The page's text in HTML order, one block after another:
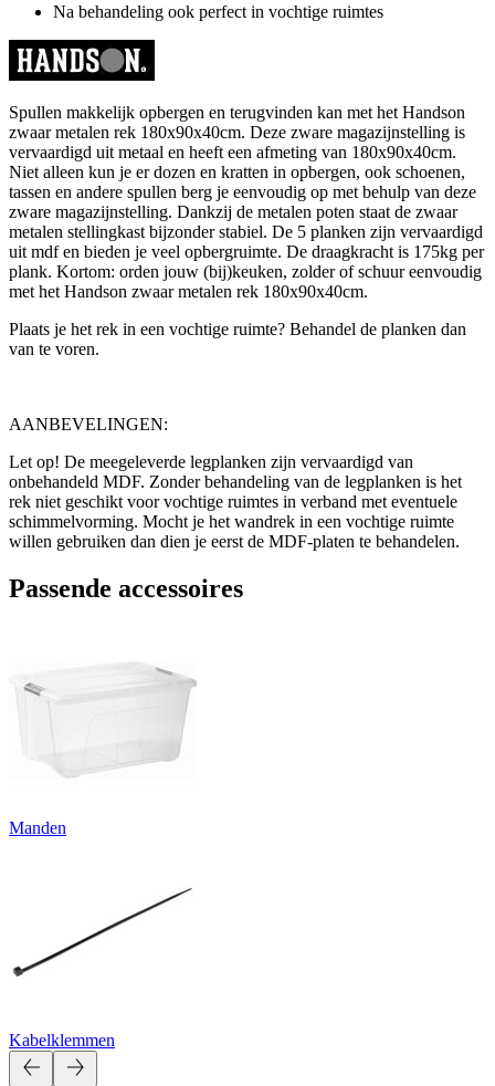
Na behandeling ook perfect in vochtige ruimtes
Spullen makkelijk opbergen en terugvinden kan met het Handson
zwaar metalen rek 180x90x40cm. Deze zware magazijnstelling is
vervaardigd uit metaal en heeft een afmeting van 180x90x40cm.
Niet alleen kun je er dozen en kratten in opbergen, ook schoenen,
tassen en andere spullen berg je eenvoudig op met behulp van deze
zware magazijnstelling. Dankzij de metalen poten staat de zwaar
metalen stellingkast bijzonder stabiel. De 5 planken zijn vervaardigd
uit mdf en bieden je veel opbergruimte. De draagkracht is 175kg per
plank. Kortom: orden jouw (bij)keuken, zolder of schuur eenvoudig
met het Handson zwaar metalen rek 180x90x40cm.
Plaats je het rek in een vochtige ruimte? Behandel de planken dan
van te voren.
AANBEVELINGEN:
Let op! De meegeleverde legplanken zijn vervaardigd van
onbehandeld MDF. Zonder behandeling van de legplanken is het
rek niet geschikt voor vochtige ruimtes in verband met eventuele
schimmelvorming. Mocht je het wandrek in een vochtige ruimte
willen gebruiken dan dien je eerst de MDF-platen te behandelen.
Passende accessoires
Manden
Kabelklemmen